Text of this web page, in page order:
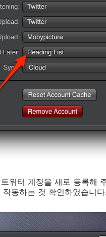
위터 계정을 새로 등록해
동하는 것 확인하였습니다.